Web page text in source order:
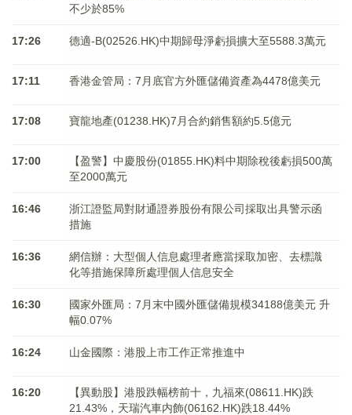
不少於85%
17:26 德適-B(02526.HK)中期歸母淨虧損擴大至5588.3萬元
17:11 香港金管局：7月底官方外匯儲備資產為4478億美元
17:08 寶龍地產(01238.HK)7月合約銷售額約5.5億元
17:00
【盈警】中慶股份(01855.HK)料中期除稅後虧損500萬
至2000萬元
16:46
浙江證監局對財通證券股份有限公司採取出具警示函
措施
16:36
網信辦：大型個人信息處理者應當採取加密、去標識
化等措施保障所處理個人信息安全
16:30
國家外匯局：7月末中國外匯儲備規模34188億美元 升
幅0.07%
16:24 山金國際：港股上市工作正常推進中
16:20
【異動股】港股跌幅榜前十，九福來(08611.HK)跌
21.43%，天瑞汽車内飾(06162.HK)跌18.44%